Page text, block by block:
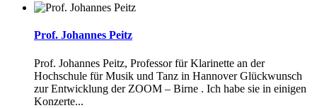
Prof. Johannes Peitz
Prof. Johannes Peitz, Professor für Klarinette an der
Hochschule für Musik und Tanz in Hannover Glückwunsch
zur Entwicklung der ZOOM – Birne . Ich habe sie in einigen
Konzerte...